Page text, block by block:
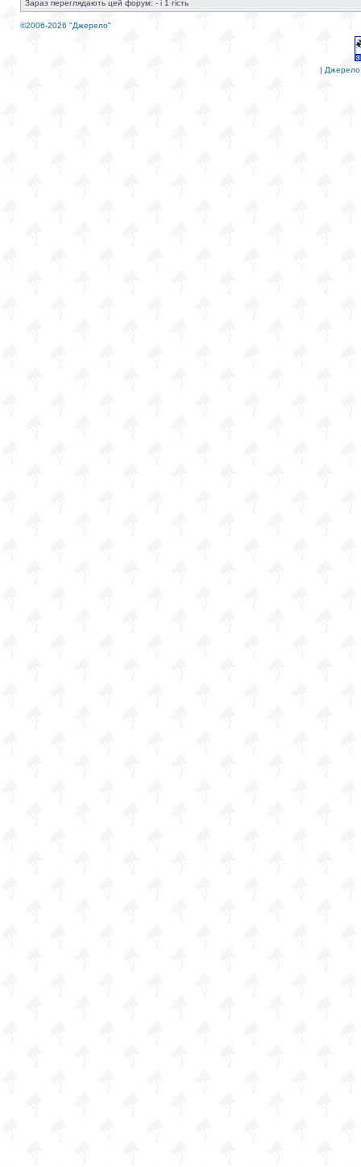
Зараз переглядають цей форум: - і 1 гість
©2006-2026 "Джерело"
| Джерело